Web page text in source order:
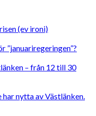
(ev ironi)
”januariregeringen”?
– från 12 till 30
nytta av Västlänken.